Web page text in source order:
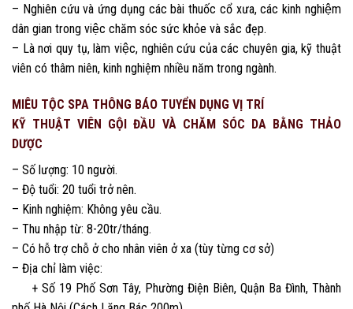
– Nghiên cứu và ứng dụng các bài thuốc cổ xưa, các kinh nghiệm
dân gian trong việc chăm sóc sức khỏe và sắc đẹp.
– Là nơi quy tụ, làm việc, nghiên cứu của các chuyên gia, kỹ thuật
viên có thâm niên, kinh nghiệm nhiều năm trong ngành.
MIÊU TỘC SPA THÔNG BÁO TUYỂN DỤNG VỊ TRÍ
KỸ THUẬT VIÊN GỘI ĐẦU VÀ CHĂM SÓC DA BẰNG THẢO
DƯỢC
– Số lượng: 10 người.
– Độ tuổi: 20 tuổi trở nên.
– Kinh nghiệm: Không yêu cầu.
– Thu nhập từ: 8-20tr/tháng.
– Có hỗ trợ chỗ ở cho nhân viên ở xa (tùy từng cơ sở)
– Địa chỉ làm việc:
+ Số 19 Phố Sơn Tây, Phường Điện Biên, Quận Ba Đình, Thành